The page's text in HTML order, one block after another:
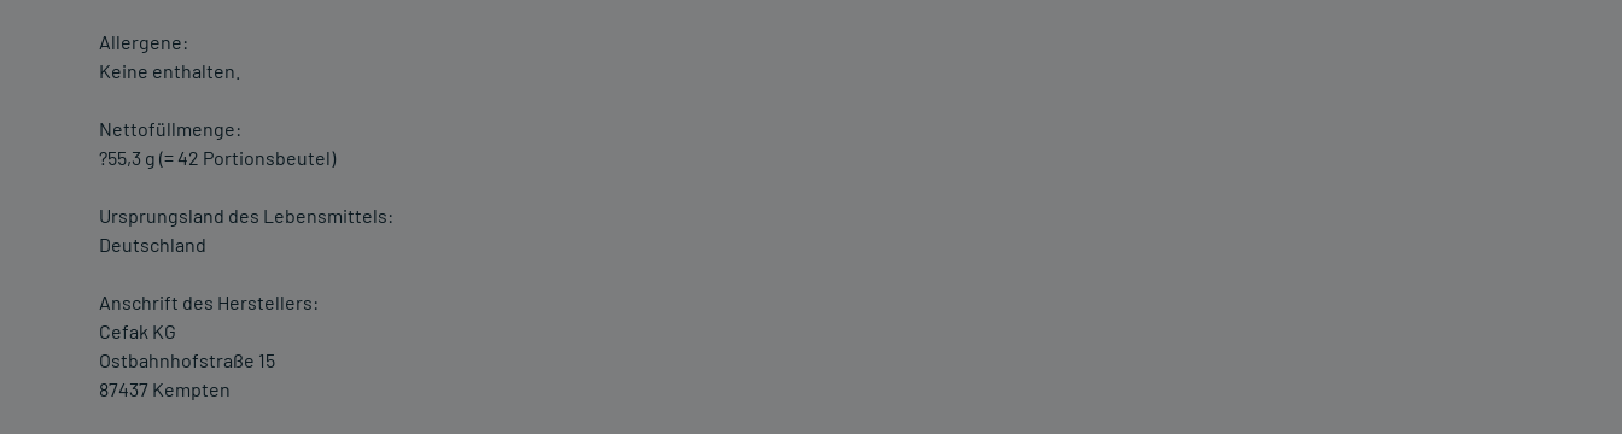
Allergene:
Keine enthalten.
Nettofüllmenge:
?55,3 g (= 42 Portionsbeutel)
Ursprungsland des Lebensmittels:
Deutschland
Anschrift des Herstellers:
Cefak KG
Ostbahnhofstraße 15
87437 Kempten